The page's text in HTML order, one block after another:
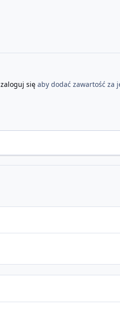
zaloguj sięaby dodać zawartość za